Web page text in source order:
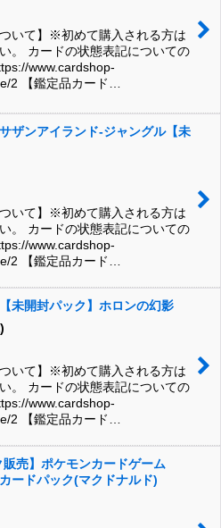
ついて】※初めて購入される方は
。 カードの状態表記についての
www.cardshop-
2 【鑑定品カード…
サザンアイランド-ジャングル【未
ついて】※初めて購入される方は
。 カードの状態表記についての
www.cardshop-
2 【鑑定品カード…
未開封パック】ホロンの幻影
ついて】※初めて購入される方は
。 カードの状態表記についての
www.cardshop-
2 【鑑定品カード…
販売】ポケモンカードゲーム
ードパック(マクドナルド)